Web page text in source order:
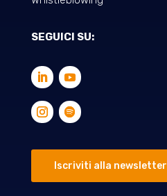
SEGUICI SU:
Iscriviti alla newsletter